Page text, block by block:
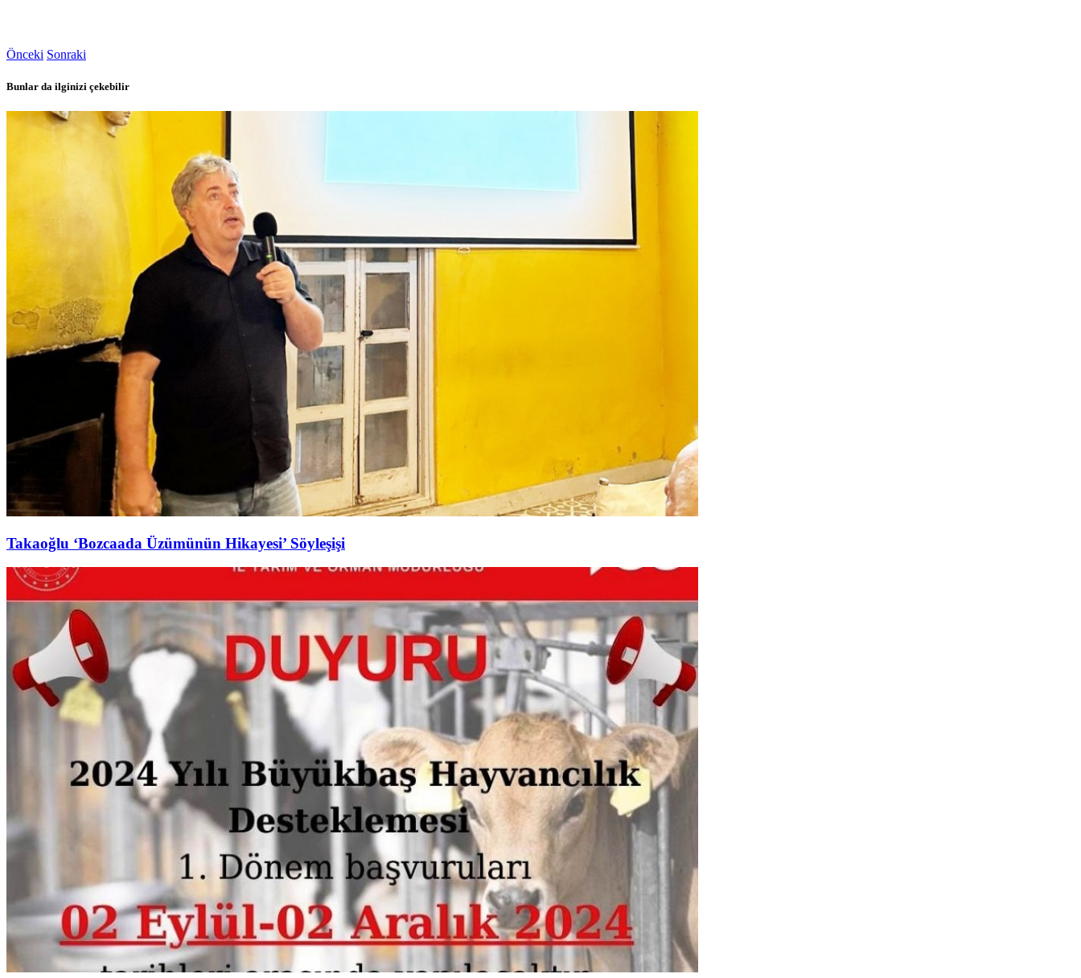
Önceki Sonraki
Bunlar da ilginizi çekebilir
Takaoğlu ‘Bozcaada Üzümünün Hikayesi’ Söyleşişi